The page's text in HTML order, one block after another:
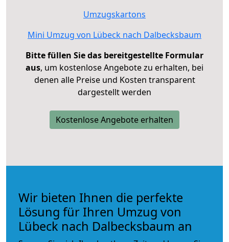
Umzugskartons
Mini Umzug von Lübeck nach Dalbecksbaum
Bitte füllen Sie das bereitgestellte Formular
aus, um kostenlose Angebote zu erhalten, bei
denen alle Preise und Kosten transparent
dargestellt werden
Kostenlose Angebote erhalten
Wir bieten Ihnen die perfekte
Lösung für Ihren Umzug von
Lübeck nach Dalbecksbaum an